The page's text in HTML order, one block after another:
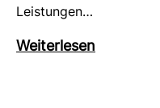
Leis­tungen…
Wei­ter­lesen